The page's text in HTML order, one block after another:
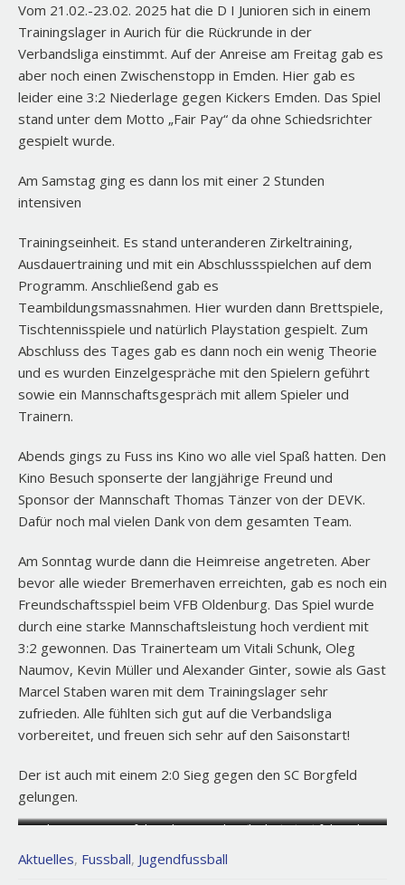
Vom 21.02.-23.02. 2025 hat die D I Junioren sich in einem
Trainingslager in Aurich für die Rückrunde in der
Verbandsliga einstimmt. Auf der Anreise am Freitag gab es
aber noch einen Zwischenstopp in Emden. Hier gab es
leider eine 3:2 Niederlage gegen Kickers Emden. Das Spiel
stand unter dem Motto „Fair Pay“ da ohne Schiedsrichter
gespielt wurde.
Am Samstag ging es dann los mit einer 2 Stunden
intensiven
Trainingseinheit. Es stand unteranderen Zirkeltraining,
Ausdauertraining und mit ein Abschlussspielchen auf dem
Programm. Anschließend gab es
Teambildungsmassnahmen. Hier wurden dann Brettspiele,
Tischtennisspiele und natürlich Playstation gespielt. Zum
Abschluss des Tages gab es dann noch ein wenig Theorie
und es wurden Einzelgespräche mit den Spielern geführt
sowie ein Mannschaftsgespräch mit allem Spieler und
Trainern.
Abends gings zu Fuss ins Kino wo alle viel Spaß hatten. Den
Kino Besuch sponserte der langjährige Freund und
Sponsor der Mannschaft Thomas Tänzer von der DEVK.
Dafür noch mal vielen Dank von dem gesamten Team.
Am Sonntag wurde dann die Heimreise angetreten. Aber
bevor alle wieder Bremerhaven erreichten, gab es noch ein
Freundschaftsspiel beim VFB Oldenburg. Das Spiel wurde
durch eine starke Mannschaftsleistung hoch verdient mit
3:2 gewonnen. Das Trainerteam um Vitali Schunk, Oleg
Naumov, Kevin Müller und Alexander Ginter, sowie als Gast
Marcel Staben waren mit dem Trainingslager sehr
zufrieden. Alle fühlten sich gut auf die Verbandsliga
vorbereitet, und freuen sich sehr auf den Saisonstart!
Der ist auch mit einem 2:0 Sieg gegen den SC Borgfeld
gelungen.
Das gesamte Team mit Trainer
und Betreuer
Kinobesuch dank Sponsor
Thomas Tänzer von der DEVK
Neben Training auf den Platz stand auch Theorie auf den Plan
Aktuelles, Fussball, Jugendfussball